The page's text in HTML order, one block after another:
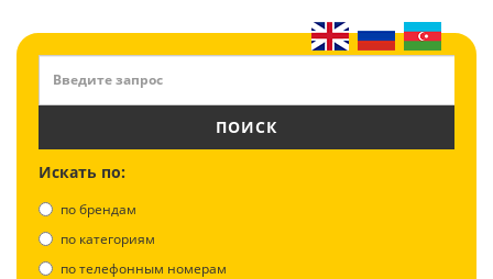
ПОИСК
Искать по:
по брендам
по категориям
по телефонным номерам